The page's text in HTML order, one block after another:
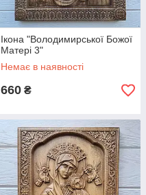
Ікона "Володимирської Божої
Матері 3"
Немає в наявності
660 ₴